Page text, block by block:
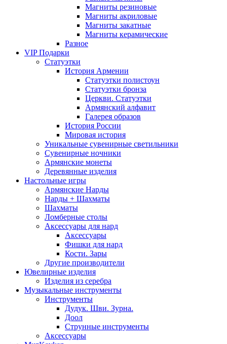
Магниты резиновые
Магниты акриловые
Магниты закатные
Магниты керамические
Разное
VIP Подарки
Статуэтки
История Армении
Статуэтки полистоун
Статуэтки бронза
Церкви. Статуэтки
Армянский алфавит
Галерея образов
История России
Мировая история
Уникальные сувенирные светильники
Сувенирные ночники
Армянские монеты
Деревянные изделия
Настольные игры
Армянские Нарды
Нарды + Шахматы
Шахматы
Ломберные столы
Аксессуары для нард
Аксессуары
Фишки для нард
Кости. Зары
Другие производители
Ювелирные изделия
Изделия из серебра
Музыкальные инструменты
Инструменты
Дудук. Шви. Зурна.
Доол
Струнные инструменты
Аксессуары